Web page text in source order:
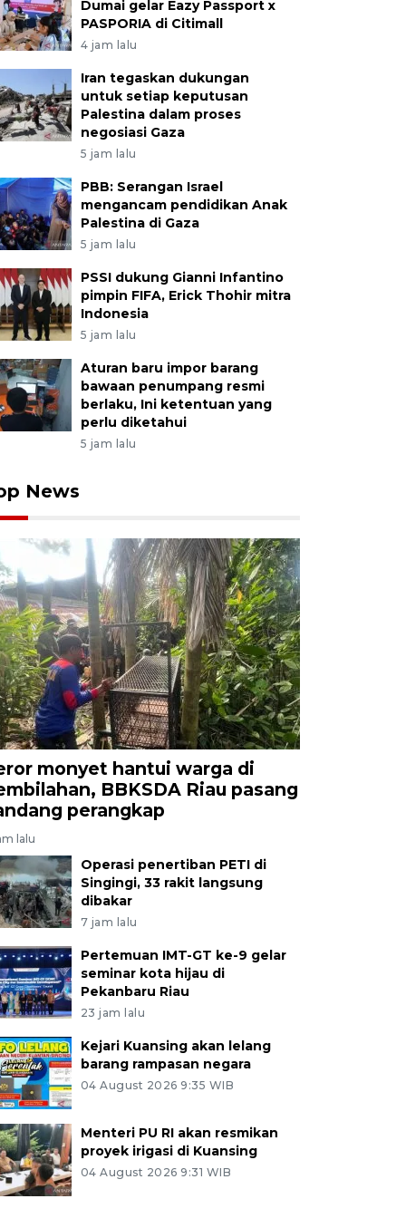
Dumai gelar Eazy Passport x
PASPORIA di Citimall
4 jam lalu
Iran tegaskan dukungan
untuk setiap keputusan
Palestina dalam proses
negosiasi Gaza
5 jam lalu
PBB: Serangan Israel
mengancam pendidikan Anak
Palestina di Gaza
5 jam lalu
PSSI dukung Gianni Infantino
pimpin FIFA, Erick Thohir mitra
Indonesia
5 jam lalu
Aturan baru impor barang
bawaan penumpang resmi
berlaku, Ini ketentuan yang
perlu diketahui
5 jam lalu
News
monyet hantui warga di
BBKSDA Riau pasang
perangkap
lalu
Operasi penertiban PETI di
Singingi, 33 rakit langsung
dibakar
7 jam lalu
Pertemuan IMT-GT ke-9 gelar
seminar kota hijau di
Pekanbaru Riau
23 jam lalu
Kejari Kuansing akan lelang
barang rampasan negara
04 August 2026 9:35 WIB
Menteri PU RI akan resmikan
proyek irigasi di Kuansing
04 August 2026 9:31 WIB